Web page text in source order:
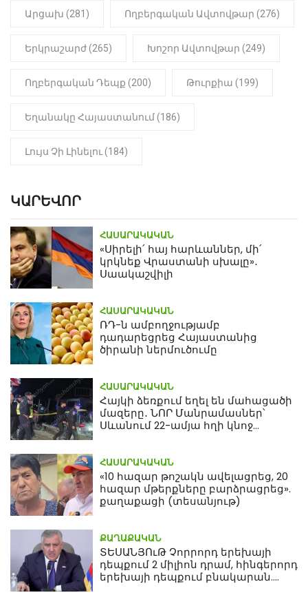
Արցախ (281) Ողբերգական Ավտովթար (276)
Երկրաշարժ (265) Խոշոր Ավտովթար (249)
Ողբերգական Դեպք (200) Թուրքիա (199)
Եղանակը Հայաստանում (186)
Լույս Չի Լինելու (184)
ԿԱՐԵՎՈՐ
ՀԱՍԱՐԱԿԱԿԱՆ
«Սիրելի՛ հայ հարևաններ, մի՛
կրկնեք Վրաստանի սխալը»․
Սաակաշվիլի
ՀԱՍԱՐԱԿԱԿԱՆ
ՌԴ-ն ամբողջությամբ
դադարեցրեց Հայաստանից
ծիրանի ներմուծումը
ՀԱՍԱՐԱԿԱԿԱՆ
Հայկի ձեռքում եղել են մահացածի
մազերը․ ՆՈՐ Մանրամասներ՝
Սևանում 22-ամյա հղի կնոջ
ՀԱՍԱՐԱԿԱԿԱՆ
«10 հազար թոշակն ավելացրեց, 20
հազար մթերքները բարձրացրեց».
քաղաքացի (տեսանյութ)
ՔԱՂԱՔԱԿԱՆ
ՏԵՍԱՆՅՈւԹ Չորրորդ երեխայի
դեպքում 2 միլիոն դրամ, հինգերորդ
երեխայի դեպքում բնակարան.